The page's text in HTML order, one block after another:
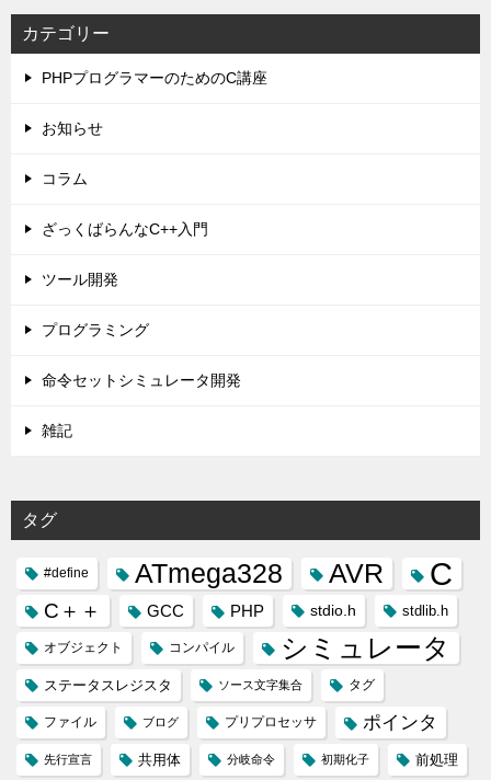
カテゴリー
PHPプログラマーのためのC講座
お知らせ
コラム
ざっくばらんなC++入門
ツール開発
プログラミング
命令セットシミュレータ開発
雑記
タグ
#define ATmega328 AVR C
C＋＋ GCC PHP stdio.h stdlib.h
オブジェクト コンパイル シミュレータ
ステータスレジスタ ソース文字集合 タグ
ファイル ブログ プリプロセッサ ポインタ
先行宣言 共用体 分岐命令 初期化子 前処理